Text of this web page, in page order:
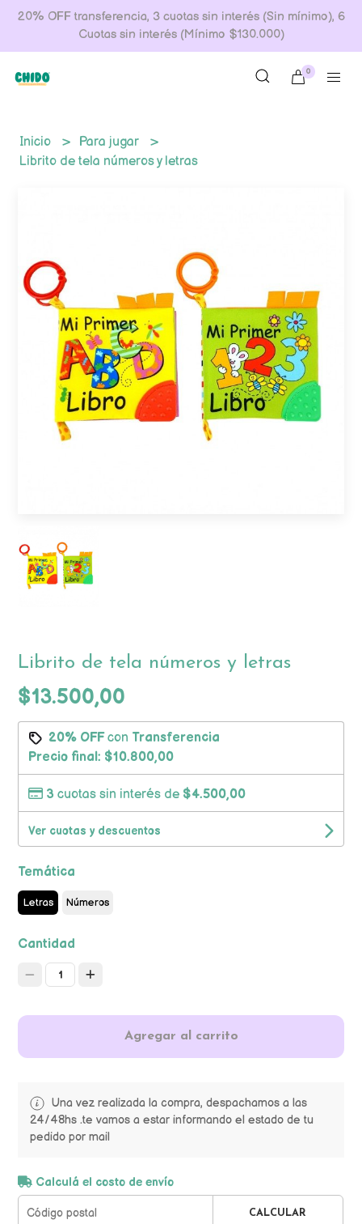
20% OFF transferencia, 3 cuotas sin interés (Sin mínimo), 6
Cuotas sin interés (Mínimo $130.000)
0
Inicio
Para jugar
Librito de tela números y letras
Librito de tela números y letras
$13.500,00
20% OFFcon Transferencia
Precio final: $10.800,00
3 cuotas sin interés de $4.500,00
Ver cuotas y descuentos
Temática
Letras Números
Cantidad
1
Agregar al carrito
Una vez realizada la compra, despachamos a las
24/48hs .te vamos a estar informando el estado de tu
pedido por mail
Calculá el costo de envío
CALCULAR